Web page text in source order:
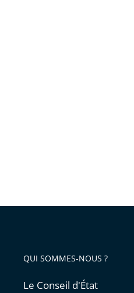
QUI SOMMES-NOUS ?
Le Conseil d'État